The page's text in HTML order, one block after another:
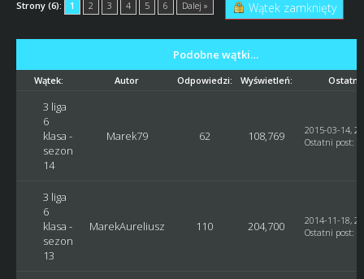
Strony (6): 1 2 3 4 5 6 Dalej » Wątek zamknięty
Podobne wątki…
Wątek: Autor Odpowiedzi: Wyświetleń: Ostatni
3 liga
6
klasa -
sezon
14
Marek79 62 108,769
2015-03-14,
Ostatni post:
3 liga
6
klasa -
sezon
13
MarekAureliusz 110 204,700
2014-11-18,
Ostatni post: